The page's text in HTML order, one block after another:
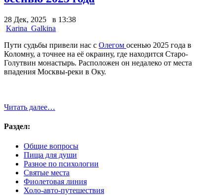
28 Дек, 2025 в 13:38
Karina_Galkina
Пути судьбы привели нас с Олегом осенью 2025 года в
Коломну, а точнее на её окраину, где находится Старо-
Голутвин монастырь. Расположен он недалеко от места
впадения Москвы-реки в Оку.
Читать далее…
Раздел:
Общие вопросы
Пища для души
Разное по психологии
Святые места
Фиолетовая линия
Холо-авто-путешествия